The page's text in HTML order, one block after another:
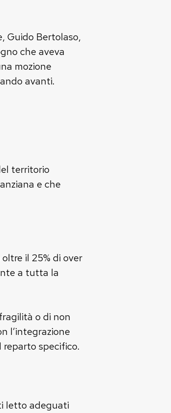
Guido Bertolaso,
che aveva
mozione
avanti.
territorio
e che
il 25% di over
a tutta la
o di non
l’integrazione
specifico.
letto adeguati